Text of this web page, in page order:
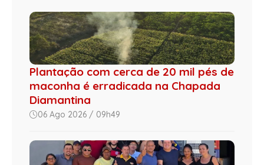
Plantação com cerca de 20 mil pés de
maconha é erradicada na Chapada
Diamantina
06 Ago 2026 / 09h49